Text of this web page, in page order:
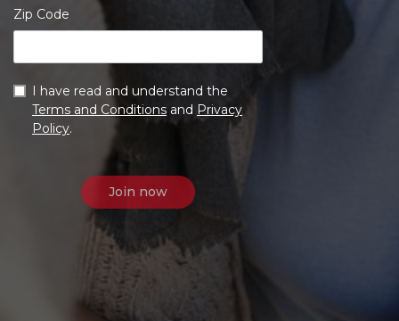
Zip Code
I have read and understand the
Terms and Conditions and Privacy
Policy.